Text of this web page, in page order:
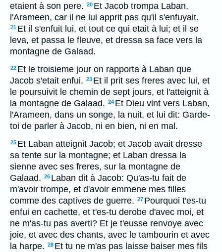
etaient à son pere. 20 Et Jacob trompa Laban,
l'Arameen, car il ne lui apprit pas qu'il s'enfuyait.
21 Et il s'enfuit lui, et tout ce qui etait à lui; et il se
leva, et passa le fleuve, et dressa sa face vers la
montagne de Galaad.
22 Et le troisieme jour on rapporta à Laban que
Jacob s'etait enfui. 23 Et il prit ses freres avec lui, et
le poursuivit le chemin de sept jours, et l'atteignit à
la montagne de Galaad. 24 Et Dieu vint vers Laban,
l'Arameen, dans un songe, la nuit, et lui dit: Garde-
toi de parler à Jacob, ni en bien, ni en mal.
25 Et Laban atteignit Jacob; et Jacob avait dresse
sa tente sur la montagne; et Laban dressa la
sienne avec ses freres, sur la montagne de
Galaad. 26 Laban dit à Jacob: Qu'as-tu fait de
m'avoir trompe, et d'avoir emmene mes filles
comme des captives de guerre. 27 Pourquoi t'es-tu
enfui en cachette, et t'es-tu derobe d'avec moi, et
ne m'as-tu pas averti? Et je t'eusse renvoye avec
joie, et avec des chants, avec le tambourin et avec
la harpe. 28 Et tu ne m'as pas laisse baiser mes fils